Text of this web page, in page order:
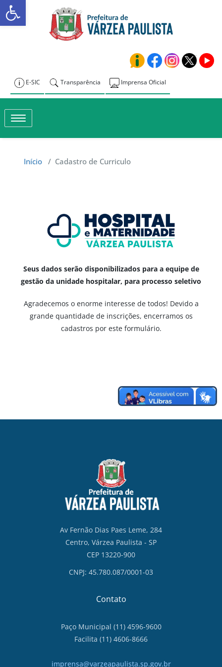
Skip
to
Prefeitura de
E-SIC Transparência Imprensa Oficial
Toggle navigation
Início / Cadastro de Curriculo
Seus dados serão disponibilizados para a equipe de
gestão da unidade hospitalar, para processo seletivo
Agradecemos o enorme interesse de todos! Devido a
grande quantidade de inscrições, encerramos os
cadastros por este formulário.
Av Fernão Dias Paes Leme, 284
Centro, Várzea Paulista - SP
CEP 13220-900
CNPJ: 45.780.087/0001-03
Contato
Paço Municipal (11) 4596-9600
Facilita (11) 4606-8666
imprensa@varzeapaulista.sp.gov.br